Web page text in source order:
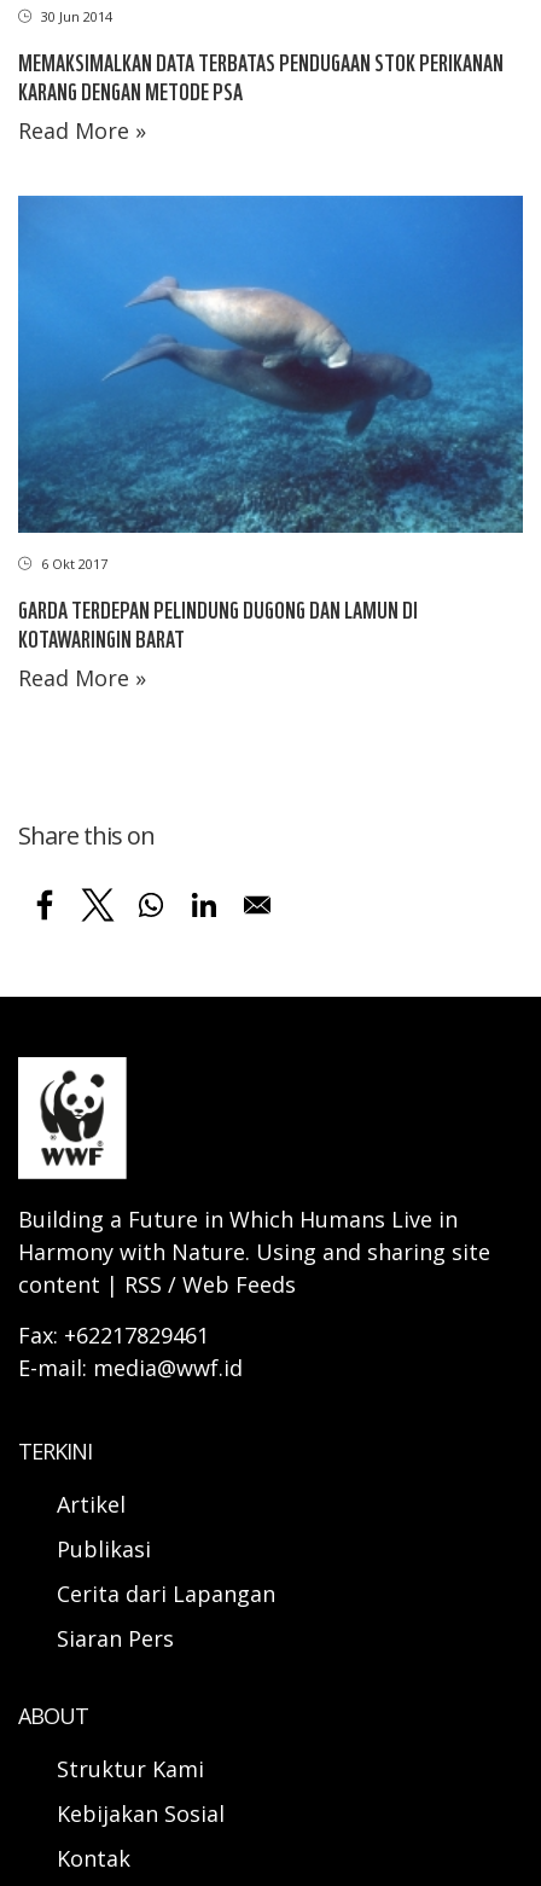
30 Jun 2014
MEMAKSIMALKAN DATA TERBATAS PENDUGAAN STOK PERIKANAN
KARANG DENGAN METODE PSA
Read More »
6 Okt 2017
GARDA TERDEPAN PELINDUNG DUGONG DAN LAMUN DI
KOTAWARINGIN BARAT
Read More »
Share this on
Building a Future in Which Humans Live in
Harmony with Nature. Using and sharing site
content | RSS / Web Feeds
Fax: +62217829461
E-mail: media@wwf.id
TERKINI
Artikel
Publikasi
Cerita dari Lapangan
Siaran Pers
ABOUT
Struktur Kami
Kebijakan Sosial
Kontak